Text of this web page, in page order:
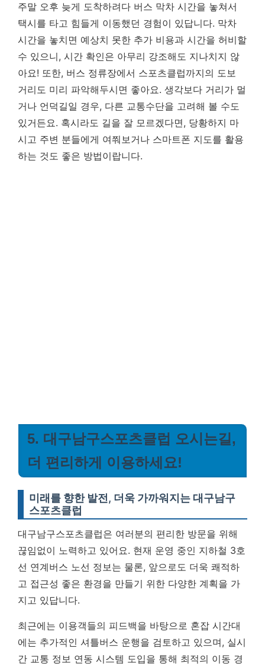
주말 오후 늦게 도착하려다 버스 막차 시간을 놓쳐서
택시를 타고 힘들게 이동했던 경험이 있답니다. 막차
시간을 놓치면 예상치 못한 추가 비용과 시간을 허비할
수 있으니, 시간 확인은 아무리 강조해도 지나치지 않
아요! 또한, 버스 정류장에서 스포츠클럽까지의 도보
거리도 미리 파악해두시면 좋아요. 생각보다 거리가 멀
거나 언덕길일 경우, 다른 교통수단을 고려해 볼 수도
있거든요. 혹시라도 길을 잘 모르겠다면, 당황하지 마
시고 주변 분들에게 여쭤보거나 스마트폰 지도를 활용
하는 것도 좋은 방법이랍니다.
5. 대구남구스포츠클럽 오시는길,
더 편리하게 이용하세요!
미래를 향한 발전, 더욱 가까워지는 대구남구
스포츠클럽
대구남구스포츠클럽은 여러분의 편리한 방문을 위해
끊임없이 노력하고 있어요. 현재 운영 중인 지하철 3호
선 연계버스 노선 정보는 물론, 앞으로도 더욱 쾌적하
고 접근성 좋은 환경을 만들기 위한 다양한 계획을 가
지고 있답니다.
최근에는 이용객들의 피드백을 바탕으로 혼잡 시간대
에는 추가적인 셔틀버스 운행을 검토하고 있으며, 실시
간 교통 정보 연동 시스템 도입을 통해 최적의 이동 경